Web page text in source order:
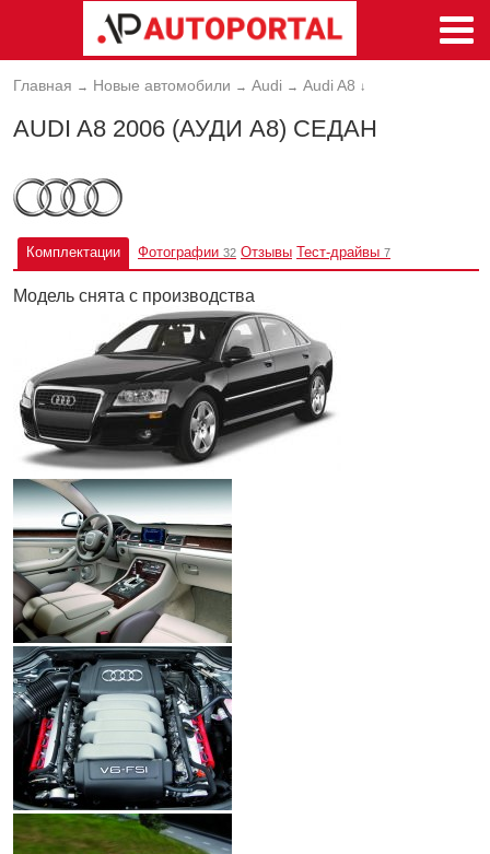
Главная → Новые автомобили → Audi → Audi A8 ↓
AUDI A8 2006 (АУДИ А8) CЕДАН
Комплектации Фотографии 32 Отзывы Тест-драйвы 7
Модель снята с производства